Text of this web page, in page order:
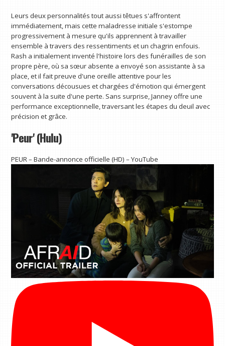
Leurs deux personnalités tout aussi têtues s'affrontent
immédiatement, mais cette maladresse initiale s'estompe
progressivement à mesure qu'ils apprennent à travailler
ensemble à travers des ressentiments et un chagrin enfouis.
Rash a initialement inventé l'histoire lors des funérailles de son
propre père, où sa sœur absente a envoyé son assistante à sa
place, et il fait preuve d'une oreille attentive pour les
conversations décousues et chargées d'émotion qui émergent
souvent à la suite d'une perte. Sans surprise, Janney offre une
performance exceptionnelle, traversant les étapes du deuil avec
précision et grâce.
'Peur' (Hulu)
PEUR – Bande-annonce officielle (HD) – YouTube